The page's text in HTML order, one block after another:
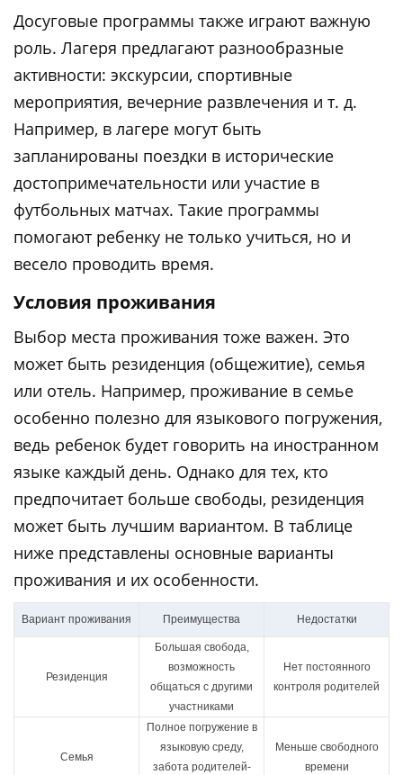
Досуговые программы также играют важную
роль. Лагеря предлагают разнообразные
активности: экскурсии, спортивные
мероприятия, вечерние развлечения и т. д.
Например, в лагере могут быть
запланированы поездки в исторические
достопримечательности или участие в
футбольных матчах. Такие программы
помогают ребенку не только учиться, но и
весело проводить время.
Условия проживания
Выбор места проживания тоже важен. Это
может быть резиденция (общежитие), семья
или отель. Например, проживание в семье
особенно полезно для языкового погружения,
ведь ребенок будет говорить на иностранном
языке каждый день. Однако для тех, кто
предпочитает больше свободы, резиденция
может быть лучшим вариантом. В таблице
ниже представлены основные варианты
проживания и их особенности.
Вариант проживания Преимущества Недостатки
Резиденция
Большая свобода,
возможность
общаться с другими
участниками
Нет постоянного
контроля родителей
Семья
Полное погружение в
языковую среду,
забота родителей-
Меньше свободного
времени